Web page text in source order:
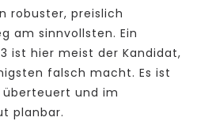
robuster, preislich
am sinnvollsten. Ein
ist hier meist der Kandidat,
falsch macht. Es ist
und im
planbar.